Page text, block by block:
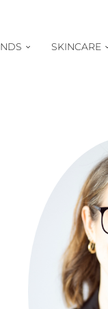
SKINCARE